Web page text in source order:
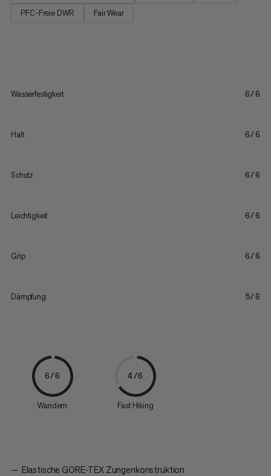
PFC-Freie DWR
Fair Wear
Wasserfestigkeit 6/6
Halt 6/6
Schutz 6/6
Leichtigkeit 6/6
Grip 6/6
Dämpfung 5/6
6/6
Wandern
4/6
Fast Hiking
Elastische GORE-TEX Zungenkonstruktion